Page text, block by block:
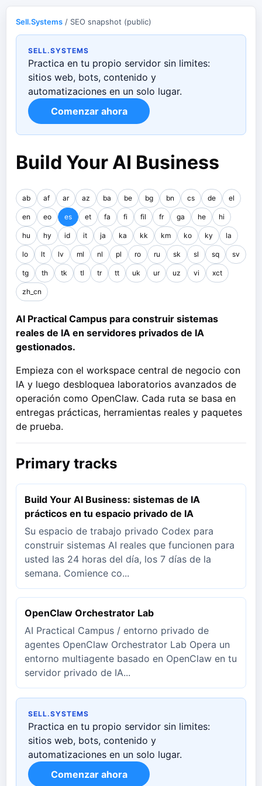
Sell.Systems / SEO snapshot (public)
SELL.SYSTEMS
Practica en tu propio servidor sin limites:
sitios web, bots, contenido y
automatizaciones en un solo lugar.
Comenzar ahora
Build Your AI Business
ab af ar az ba be bg bn cs de el
en eo es et fa fi fil fr ga he hi
hu hy id it ja ka kk km ko ky la
lo lt lv ml nl pl ro ru sk sl sq sv
tg th tk tl tr tt uk ur uz vi xct
zh_cn
AI Practical Campus para construir sistemas
reales de IA en servidores privados de IA
gestionados.
Empieza con el workspace central de negocio con
IA y luego desbloquea laboratorios avanzados de
operación como OpenClaw. Cada ruta se basa en
entregas prácticas, herramientas reales y paquetes
de prueba.
Primary tracks
Build Your AI Business: sistemas de IA
prácticos en tu espacio privado de IA
Su espacio de trabajo privado Codex para
construir sistemas AI reales que funcionen para
usted las 24 horas del día, los 7 días de la
semana. Comience co...
OpenClaw Orchestrator Lab
AI Practical Campus / entorno privado de
agentes OpenClaw Orchestrator Lab Opera un
entorno multiagente basado en OpenClaw en tu
servidor privado de IA...
SELL.SYSTEMS
Practica en tu propio servidor sin limites:
sitios web, bots, contenido y
automatizaciones en un solo lugar.
Comenzar ahora